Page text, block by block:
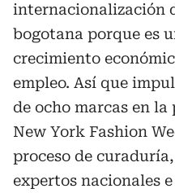
internacionalización
bogotana porque es
crecimiento
empleo. Así que
de ocho marcas en la
New York Fashion
proceso de
expertos nacionales